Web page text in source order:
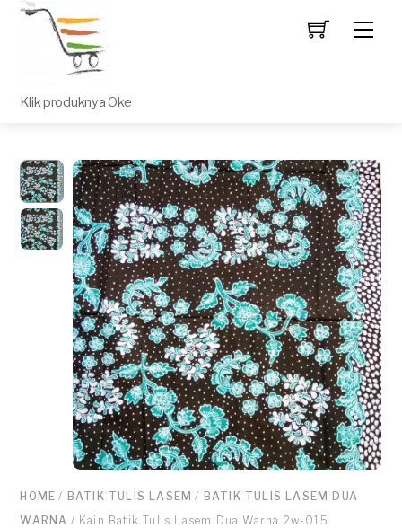
Klik produknya Oke
HOME / BATIK TULIS LASEM / BATIK TULIS LASEM DUA
WARNA / Kain Batik Tulis Lasem Dua Warna 2w-015